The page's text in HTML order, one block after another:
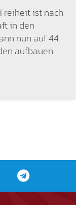
ist nach
in den
nun auf 44
aufbauen.